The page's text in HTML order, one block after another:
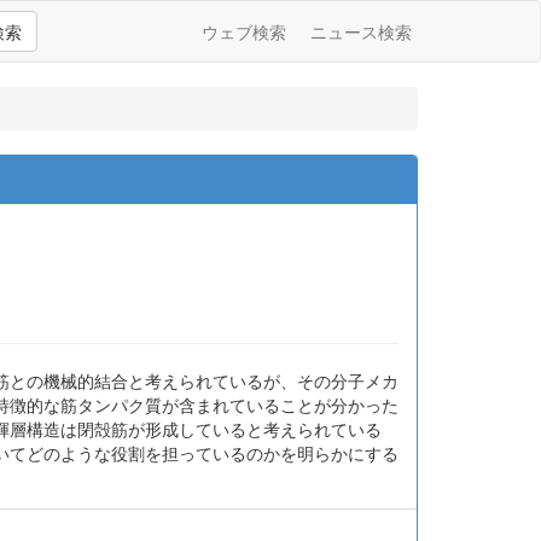
索 ウェブ検索 ニュース検索
の機械的結合と考えられているが、その分子メカ
的な筋タンパク質が含まれていることが分かった
構造は閉殻筋が形成していると考えられている
どのような役割を担っているのかを明らかにする